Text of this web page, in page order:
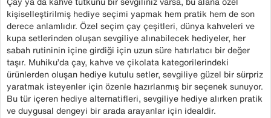
kişiselleştirilmiş hediye seçimi yapmak hem pratik hem de son
derece anlamlıdır. Özel seçim çay çeşitleri, dünya kahveleri ve
kupa setlerinden oluşan sevgiliye alınabilecek hediyeler, her
sabah rutininin içine girdiği için uzun süre hatırlatıcı bir değer
taşır. Muhiku’da çay, kahve ve çikolata kategorilerindeki
ürünlerden oluşan hediye kutulu setler, sevgiliye güzel bir sürpriz
yaratmak isteyenler için özenle hazırlanmış bir seçenek sunuyor.
Bu tür içeren hediye alternatifleri, sevgiliye hediye alırken pratik
ve duygusal dengeyi bir arada arayanlar için idealdir.